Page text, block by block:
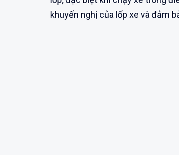
khuyến nghị của lốp xe và đảm